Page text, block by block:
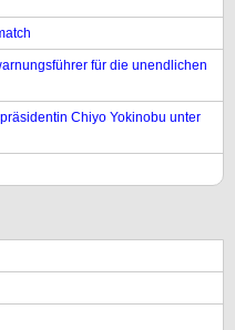
für die unendlichen
Chiyo Yokinobu unter